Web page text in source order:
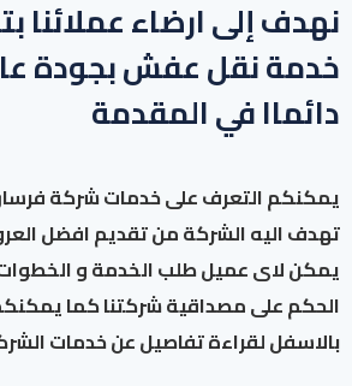
نهدف إلى ارضاء عملائنا
خدمة نقل عفش بجودة
دائماا في المقدمة
يمكنكم التعرف على خدمات شركة
تهدف اليه الشركة من تقديم افضل
يمكن لاى عميل طلب الخدمة و
الحكم على مصداقية شركتنا كما
بالاسفل لقراءة تفاصيل عن خدمات